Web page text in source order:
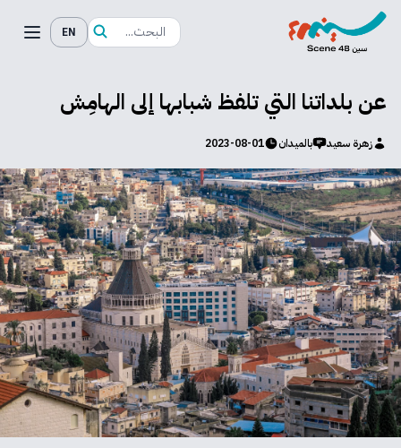
EN
عن بلداتنا التي تلفظ شبابها إلى الهامِش
زهرة سعيد بالميدان 2023-08-01